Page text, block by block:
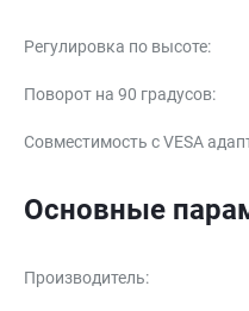
Регулировка по высоте:
Поворот на 90 градусов:
Совместимость с VESA
Основные
Производитель: